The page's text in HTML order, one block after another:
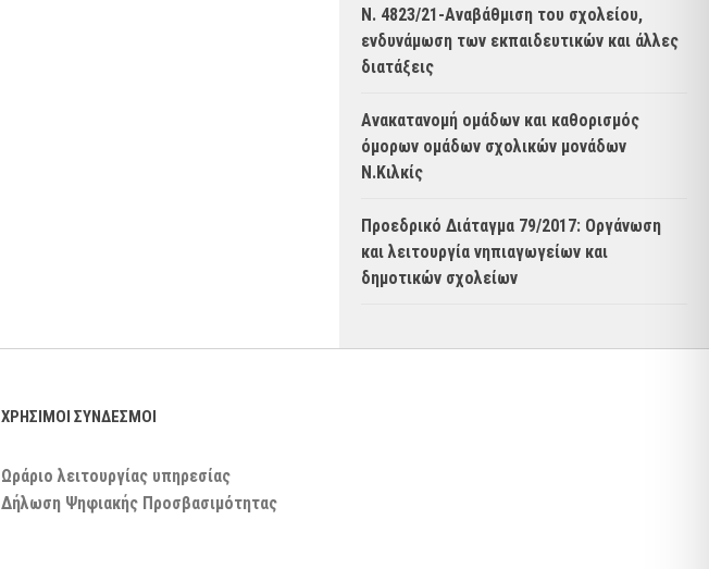
Ν. 4823/21-Αναβάθμιση του σχολείου,
ενδυνάμωση των εκπαιδευτικών και άλλες
διατάξεις
Ανακατανομή ομάδων και καθορισμός
όμορων ομάδων σχολικών μονάδων
Ν.Κιλκίς
Προεδρικό Διάταγμα 79/2017: Οργάνωση
και λειτουργία νηπιαγωγείων και
δημοτικών σχολείων
ΧΡΗΣΙΜΟΙ ΣΥΝΔΕΣΜΟΙ
Ωράριο λειτουργίας υπηρεσίας
Δήλωση Ψηφιακής Προσβασιμότητας